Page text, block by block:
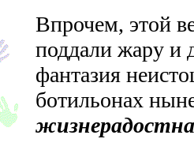
Впрочем, этой
поддали жару и
фантазия
ботильонах